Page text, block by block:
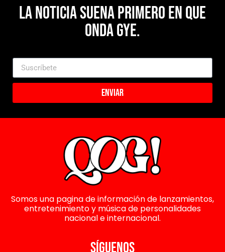
La noticia suena primero en Que
Onda Gye.
Enviar
Somos una pagina de información de lanzamientos,
entretenimiento y música de personalidades
nacional e internacional.
SÍGUENOS